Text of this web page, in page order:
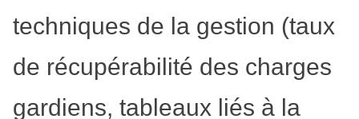
techniques de la gestion (taux
de récupérabilité des charges
gardiens, tableaux liés à la